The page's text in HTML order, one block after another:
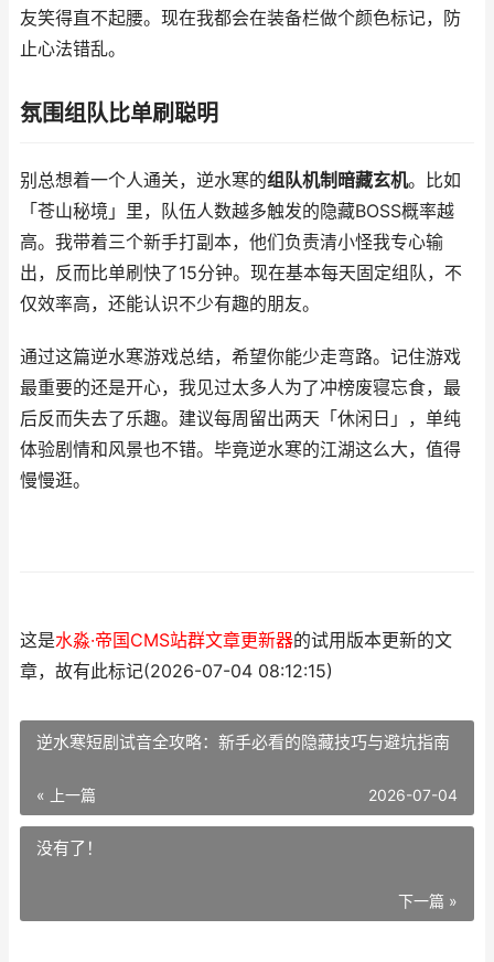
友笑得直不起腰。现在我都会在装备栏做个颜色标记，防
止心法错乱。
氛围组队比单刷聪明
别总想着一个人通关，逆水寒的组队机制暗藏玄机。比如
「苍山秘境」里，队伍人数越多触发的隐藏BOSS概率越
高。我带着三个新手打副本，他们负责清小怪我专心输
出，反而比单刷快了15分钟。现在基本每天固定组队，不
仅效率高，还能认识不少有趣的朋友。
通过这篇逆水寒游戏总结，希望你能少走弯路。记住游戏
最重要的还是开心，我见过太多人为了冲榜废寝忘食，最
后反而失去了乐趣。建议每周留出两天「休闲日」，单纯
体验剧情和风景也不错。毕竟逆水寒的江湖这么大，值得
慢慢逛。
这是水淼·帝国CMS站群文章更新器的试用版本更新的文
章，故有此标记(2026-07-04 08:12:15)
逆水寒短剧试音全攻略：新手必看的隐藏技巧与避坑指南
« 上一篇 2026-07-04
没有了！
下一篇 »